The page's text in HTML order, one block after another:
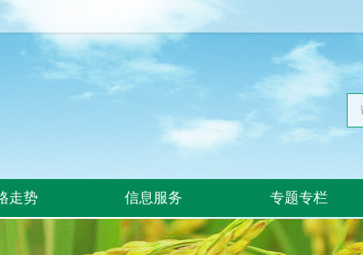
走势 信息服务 专题专栏